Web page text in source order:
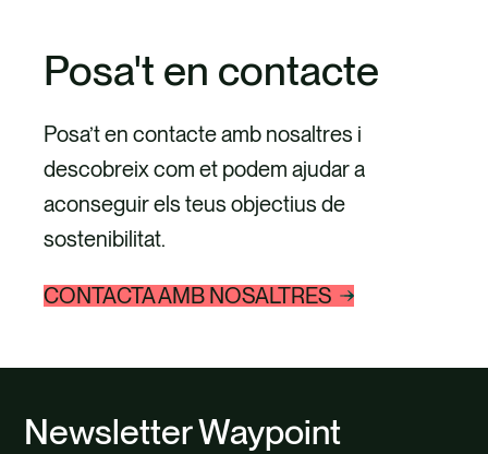
Posa't en contacte
Posa’t en contacte amb nosaltres i
descobreix com et podem ajudar a
aconseguir els teus objectius de
sostenibilitat.
CONTACTA AMB NOSALTRES
Newsletter Waypoint